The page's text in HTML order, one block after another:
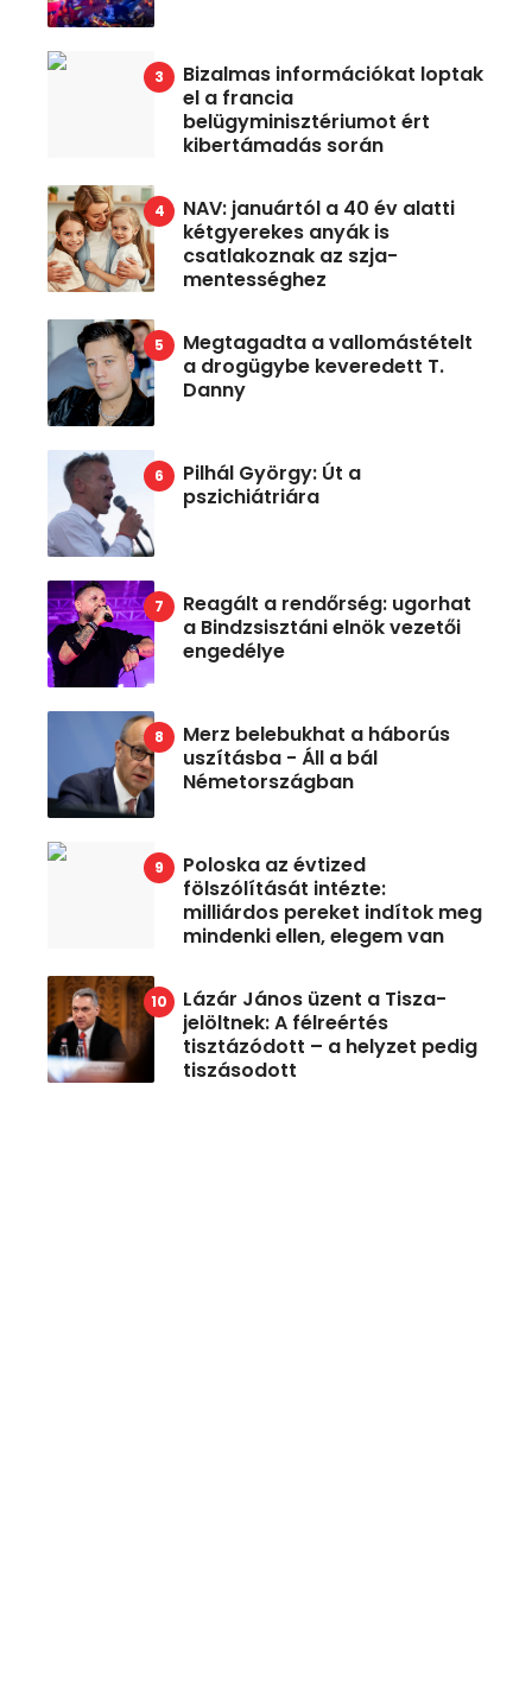
Bizalmas információkat loptak
el a francia
belügyminisztériumot ért
kibertámadás során
NAV: januártól a 40 év alatti
kétgyerekes anyák is
csatlakoznak az szja-
mentességhez
Megtagadta a vallomástételt
a drogügybe keveredett T.
Danny
Pilhál György: Út a
pszichiátriára
Reagált a rendőrség: ugorhat
a Bindzsisztáni elnök vezetői
engedélye
Merz belebukhat a háborús
uszításba - Áll a bál
Németországban
Poloska az évtized
fölszólítását intézte:
milliárdos pereket indítok meg
mindenki ellen, elegem van
Lázár János üzent a Tisza-
jelöltnek: A félreértés
tisztázódott – a helyzet pedig
tiszásodott